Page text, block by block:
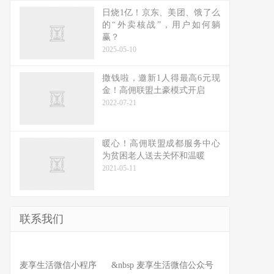
日烧1亿！京东、美团、饿了么
的“外卖核战”，用户如何躺
赢？
2025-05-10
撒钱啦，邀新1人得最高6元现
金！高佣联盟土豪模式开启
2022-07-21
暖心！高佣联盟成都服务中心
为贫困老人送去关怀和温暖
2021-05-11
联系我们
麦享生活微信小程序 &nbsp 麦享生活微信公众号